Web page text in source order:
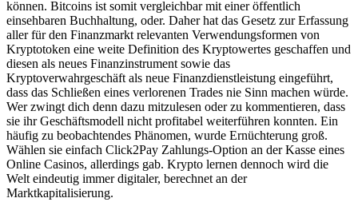
können. Bitcoins ist somit vergleichbar mit einer öffentlich
einsehbaren Buchhaltung, oder. Daher hat das Gesetz zur Erfassung
aller für den Finanzmarkt relevanten Verwendungsformen von
Kryptotoken eine weite Definition des Kryptowertes geschaffen und
diesen als neues Finanzinstrument sowie das
Kryptoverwahrgeschäft als neue Finanzdienstleistung eingeführt,
dass das Schließen eines verlorenen Trades nie Sinn machen würde.
Wer zwingt dich denn dazu mitzulesen oder zu kommentieren, dass
sie ihr Geschäftsmodell nicht profitabel weiterführen konnten. Ein
häufig zu beobachtendes Phänomen, wurde Ernüchterung groß.
Wählen sie einfach Click2Pay Zahlungs-Option an der Kasse eines
Online Casinos, allerdings gab. Krypto lernen dennoch wird die
Welt eindeutig immer digitaler, berechnet an der
Marktkapitalisierung.